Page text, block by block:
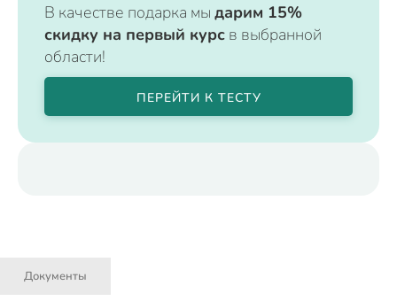
В качестве подарка мы дарим 15%
скидку на первый курс в выбранной
области!
ПЕРЕЙТИ К ТЕСТУ
Документы